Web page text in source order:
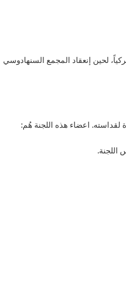
لحين إنعقاد المجمع السنهادوسي
اعضاء هذه اللجنة هُم: